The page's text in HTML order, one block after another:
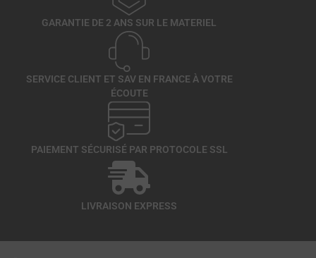
GARANTIE DE 2 ANS SUR LE MATERIEL
SERVICE CLIENT ET SAV EN FRANCE À VOTRE
ÉCOUTE
PAIEMENT SÉCURISÉ PAR PROTOCOLE SSL
LIVRAISON EXPRESS